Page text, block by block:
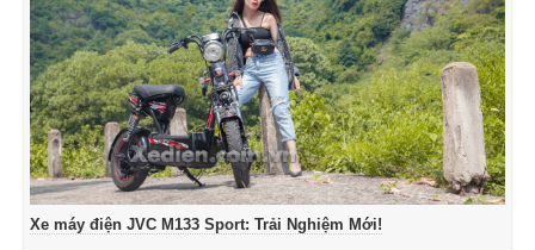
Xe máy điện JVC M133 Sport: Trải Nghiệm Mới!